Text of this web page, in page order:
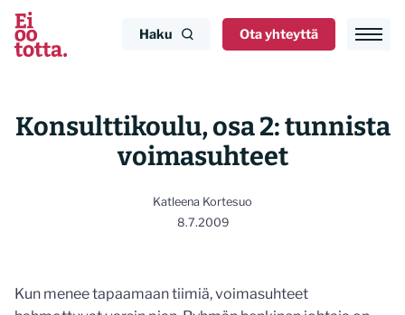
Siirry
sisältöön
Haku Ota yhteyttä
Konsulttikoulu, osa 2: tunnista
voimasuhteet
Katleena Kortesuo
8.7.2009
Kun menee tapaamaan tiimiä, voimasuhteet